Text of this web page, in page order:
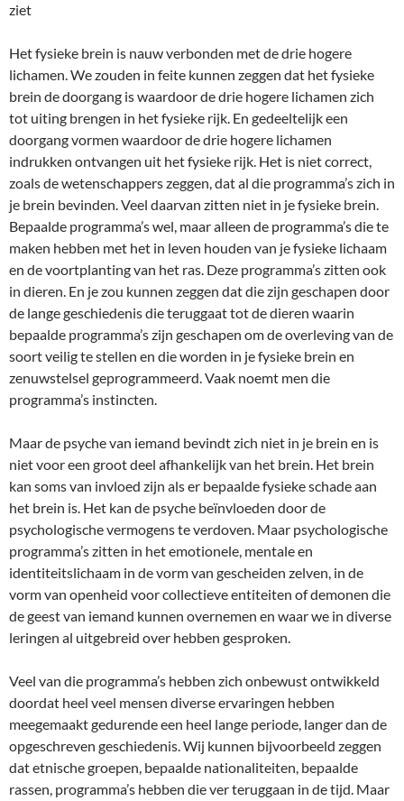
ziet
Het fysieke brein is nauw verbonden met de drie hogere
lichamen. We zouden in feite kunnen zeggen dat het fysieke
brein de doorgang is waardoor de drie hogere lichamen zich
tot uiting brengen in het fysieke rijk. En gedeeltelijk een
doorgang vormen waardoor de drie hogere lichamen
indrukken ontvangen uit het fysieke rijk. Het is niet correct,
zoals de wetenschappers zeggen, dat al die programma’s zich in
je brein bevinden. Veel daarvan zitten niet in je fysieke brein.
Bepaalde programma’s wel, maar alleen de programma’s die te
maken hebben met het in leven houden van je fysieke lichaam
en de voortplanting van het ras. Deze programma’s zitten ook
in dieren. En je zou kunnen zeggen dat die zijn geschapen door
de lange geschiedenis die teruggaat tot de dieren waarin
bepaalde programma’s zijn geschapen om de overleving van de
soort veilig te stellen en die worden in je fysieke brein en
zenuwstelsel geprogrammeerd. Vaak noemt men die
programma’s instincten.
Maar de psyche van iemand bevindt zich niet in je brein en is
niet voor een groot deel afhankelijk van het brein. Het brein
kan soms van invloed zijn als er bepaalde fysieke schade aan
het brein is. Het kan de psyche beïnvloeden door de
psychologische vermogens te verdoven. Maar psychologische
programma’s zitten in het emotionele, mentale en
identiteitslichaam in de vorm van gescheiden zelven, in de
vorm van openheid voor collectieve entiteiten of demonen die
de geest van iemand kunnen overnemen en waar we in diverse
leringen al uitgebreid over hebben gesproken.
Veel van die programma’s hebben zich onbewust ontwikkeld
doordat heel veel mensen diverse ervaringen hebben
meegemaakt gedurende een heel lange periode, langer dan de
opgeschreven geschiedenis. Wij kunnen bijvoorbeeld zeggen
dat etnische groepen, bepaalde nationaliteiten, bepaalde
rassen, programma’s hebben die ver teruggaan in de tijd. Maar